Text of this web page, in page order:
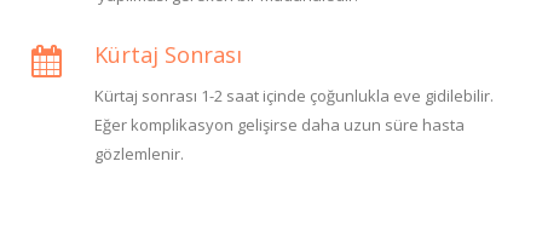
Kürtaj Sonrası
Kürtaj sonrası 1-2 saat içinde çoğunlukla eve gidilebilir.
Eğer komplikasyon gelişirse daha uzun süre hasta
gözlemlenir.